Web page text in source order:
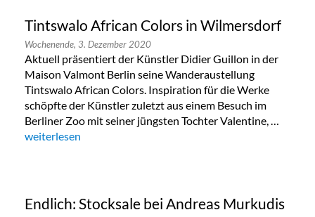
Tintswalo African Colors in Wilmersdorf
Wochenende, 3. Dezember 2020
Aktuell präsentiert der Künstler Didier Guillon in der
Maison Valmont Berlin seine Wanderaustellung
Tintswalo African Colors. Inspiration für die Werke
schöpfte der Künstler zuletzt aus einem Besuch im
Berliner Zoo mit seiner jüngsten Tochter Valentine, …
„Tintswalo African Colors in Wilmersdorf“
weiterlesen
Endlich: Stocksale bei Andreas Murkudis